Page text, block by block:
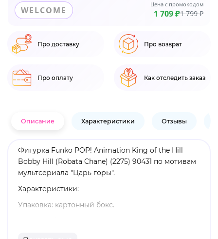
WELCOME
Цена с промокодом
1 709 ₽1 799 ₽
Про доставку Про возврат
Про оплату Как отследить заказ
Описание Характеристики Отзывы
Фигурка Funko POP! Animation King of the Hill
Bobby Hill (Robata Chane) (2275) 90431 по мотивам
мультсериала "Царь горы".
Характеристики:
Упаковка: картонный бокс.